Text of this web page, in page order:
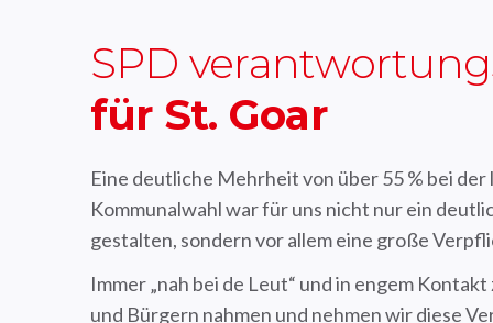
SPD
für St. Goar
Eine deutliche Mehrheit von über 55 % bei
Kommunalwahl war für uns nicht nur ein
gestalten, sondern vor allem eine große
Immer „nah bei de Leut“ und in engem
und Bürgern nahmen und nehmen wir diese